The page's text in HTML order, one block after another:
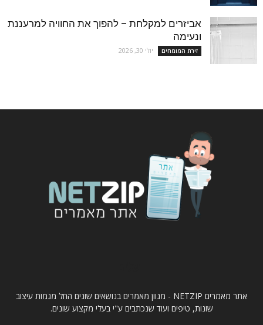
אביזרים למקלחת – להפוך את החוויה למרעננת
ונעימה
זירת המומחים יולי 30, 2026
אתר מאמרים NETZIP - מגוון מאמרים בנושאים שונים החל מגמות עיצוב
שונות, טיפים ועוד שנכתבים ע"י בעלי מקצוע שונים.